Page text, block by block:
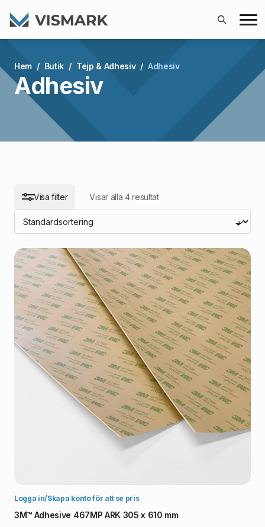
Search
Hem
Butik Tejp & Adhesiv Adhesiv
Adhesiv
Visa filter Visar alla 4 resultat
Logga in/Skapa konto för att se pris
3M™ Adhesive 467MP ARK 305 x 610 mm